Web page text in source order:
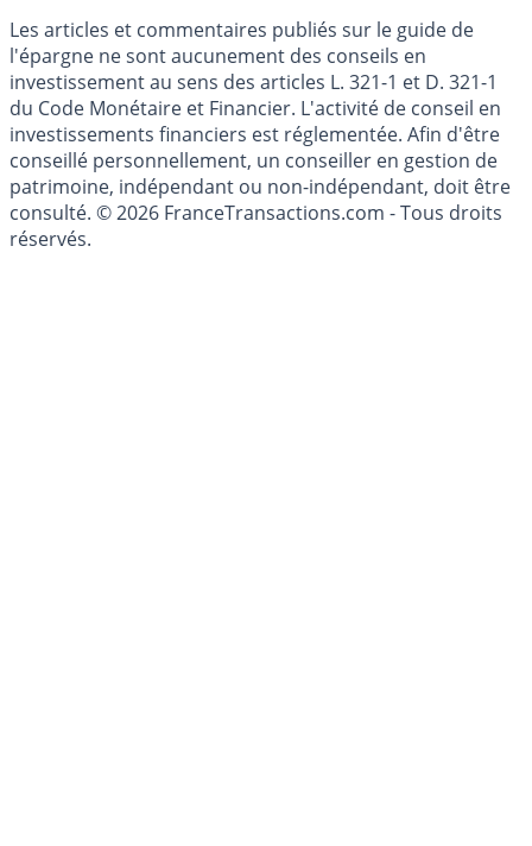
Les articles et commentaires publiés sur le guide de
l'épargne ne sont aucunement des conseils en
investissement au sens des articles L. 321-1 et D. 321-1
du Code Monétaire et Financier. L'activité de conseil en
investissements financiers est réglementée. Afin d'être
conseillé personnellement, un conseiller en gestion de
patrimoine, indépendant ou non-indépendant, doit être
consulté. © 2026 FranceTransactions.com - Tous droits
réservés.